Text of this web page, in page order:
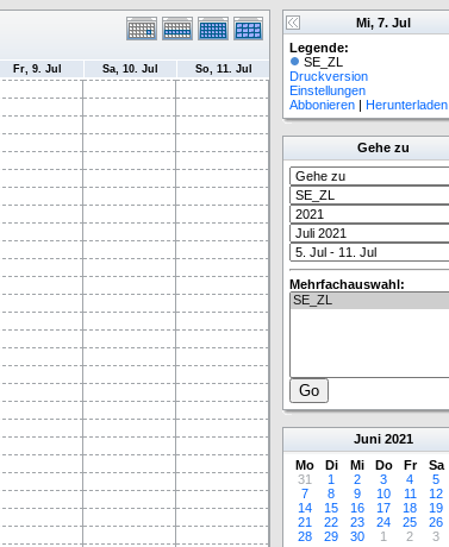
Fr, 9. Jul Sa, 10. Jul So, 11. Jul
Mi, 7. Jul
Legende:
SE_ZL
Druckversion
Einstellungen
Abbonieren | Herunterladen
Gehe zu
Mehrfachauswahl:
Juni 2021
Mo
Di Mi Do Fr Sa
31
1 2 3 4 5
7
8 9 10 11 12
14
15 16 17 18 19
21
22 23 24 25 26
28
29 30 1 2 3